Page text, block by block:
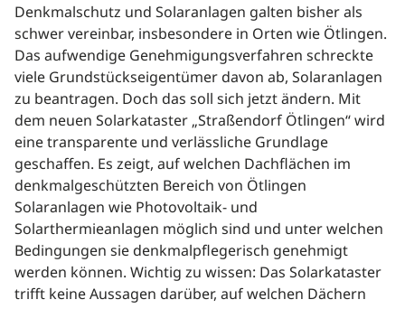
Denkmalschutz und Solaranlagen galten bisher als
schwer vereinbar, insbesondere in Orten wie Ötlingen.
Das aufwendige Genehmigungsverfahren schreckte
viele Grundstückseigentümer davon ab, Solaranlagen
zu beantragen. Doch das soll sich jetzt ändern. Mit
dem neuen Solarkataster „Straßendorf Ötlingen“ wird
eine transparente und verlässliche Grundlage
geschaffen. Es zeigt, auf welchen Dachflächen im
denkmalgeschützten Bereich von Ötlingen
Solaranlagen wie Photovoltaik- und
Solarthermieanlagen möglich sind und unter welchen
Bedingungen sie denkmalpflegerisch genehmigt
werden können. Wichtig zu wissen: Das Solarkataster
trifft keine Aussagen darüber, auf welchen Dächern